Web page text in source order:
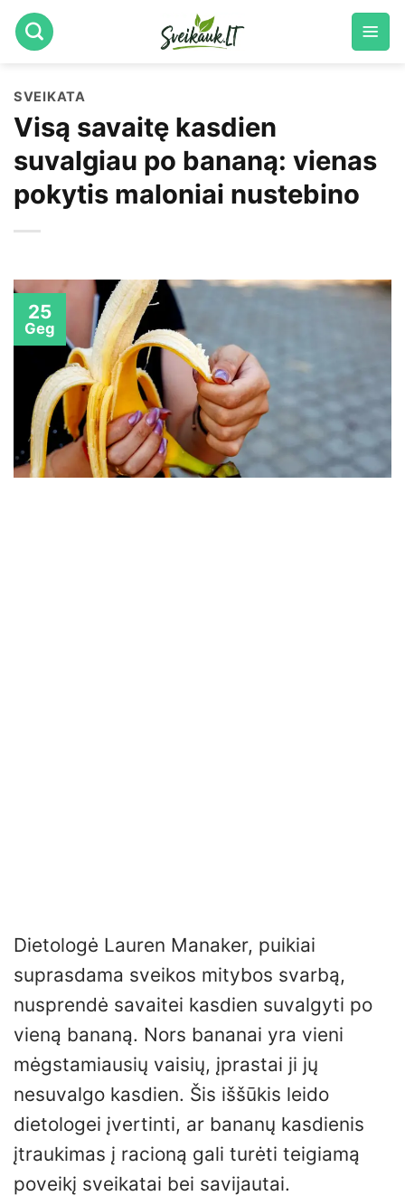
Skip
to
SVEIKATA
Visą savaitę kasdien
suvalgiau po bananą: vienas
pokytis maloniai nustebino
25
Geg
Dietologė Lauren Manaker, puikiai
suprasdama sveikos mitybos svarbą,
nusprendė savaitei kasdien suvalgyti po
vieną bananą. Nors bananai yra vieni
mėgstamiausių vaisių, įprastai ji jų
nesuvalgo kasdien. Šis iššūkis leido
dietologei įvertinti, ar bananų kasdienis
įtraukimas į racioną gali turėti teigiamą
poveikį sveikatai bei savijautai.